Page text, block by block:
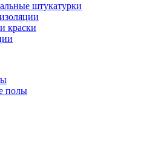
штукатурки
краски
полы